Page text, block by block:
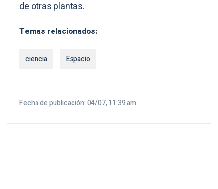
de otras plantas.
Temas relacionados:
ciencia Espacio
Fecha de publicación: 04/07, 11:39 am